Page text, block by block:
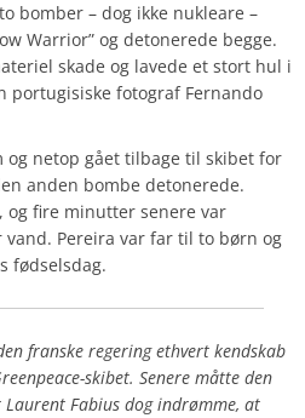
bomber – dog ikke nukleare –
Warrior” og detonerede begge.
skade og lavede et stort hul i
portugisiske fotograf Fernando
netop gået tilbage til skibet for
anden bombe detonerede.
og fire minutter senere var
Pereira var far til to børn og
fødselsdag.
franske regering ethvert kendskab
skibet. Senere måtte den
Fabius dog indrømme, at